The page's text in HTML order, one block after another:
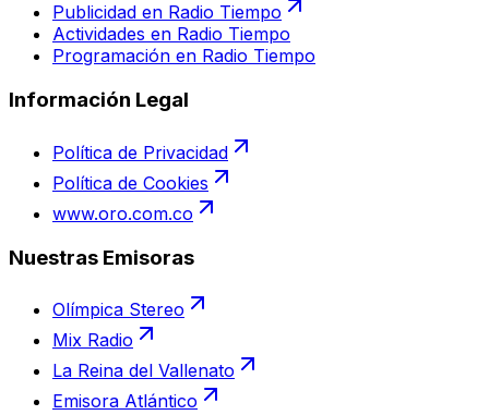
Publicidad en Radio Tiempo
Actividades en Radio Tiempo
Programación en Radio Tiempo
Información Legal
Política de Privacidad
Política de Cookies
www.oro.com.co
Nuestras Emisoras
Olímpica Stereo
Mix Radio
La Reina del Vallenato
Emisora Atlántico